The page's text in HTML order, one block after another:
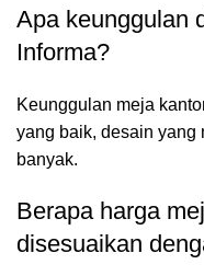
Apa keunggulan
Informa?
Keunggulan meja
yang baik, desain yang
banyak.
Berapa harga
disesuaikan